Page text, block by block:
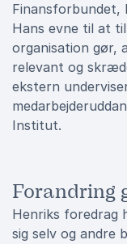
Finansforbundet,
Hans evne til at
organisation gør,
relevant og
ekstern
Institut.
Forandring
Henriks foredrag
sig selv og andre